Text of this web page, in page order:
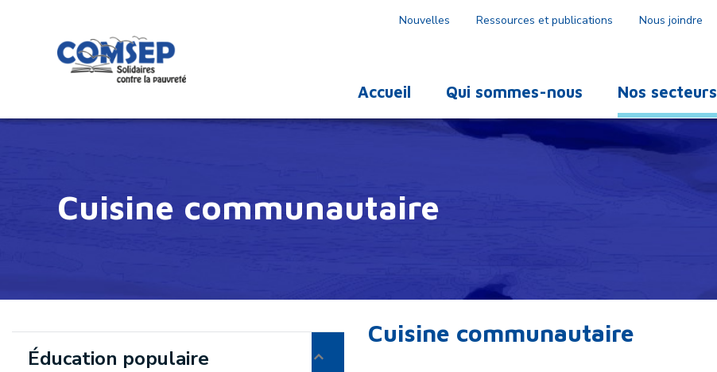
Nouvelles Ressources et publications Nous joindre
Accueil Qui sommes-nous Nos secteurs
Cuisine communautaire
Éducation populaire
Cuisine communautaire